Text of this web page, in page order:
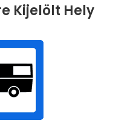
Kijelölt Hely